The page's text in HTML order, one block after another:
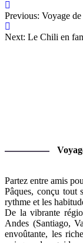
Previous: Voyage
Next: Le Chili en
Partez entre amis
Pâques, conçu tout
rythme et les
De la vibrante
Andes (Santiago,
envoûtante, les